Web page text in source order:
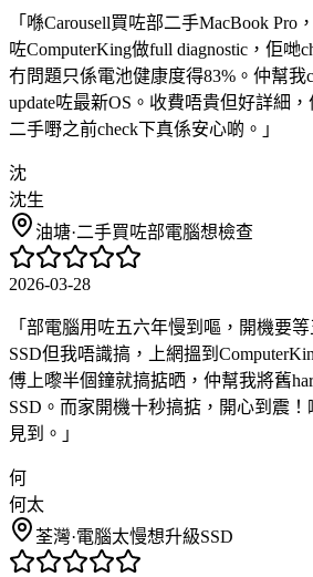
「 喺Carousell買咗部二手MacBook Pro
咗ComputerKing做full diagnostic，佢哋
冇問題只係電池健康度得83%。仲幫我
update咗最新OS。收費唔貴但好詳細
二手嘢之前check下真係安心啲。 」
沈
沈生
油塘·二手買咗部電腦想檢查
2026-03-28
「 部電腦用咗五六年慢到嘔，開機要
SSD但我唔識搞，上網搵到
傅上嚟半個鐘就搞掂晒，仲幫我將舊
SSD。而家開機十秒搞掂，開心到震
見到。 」
何
何太
荃灣·電腦太慢想升級SSD